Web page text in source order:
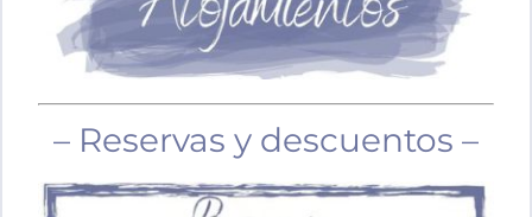
– Reservas y descuentos –